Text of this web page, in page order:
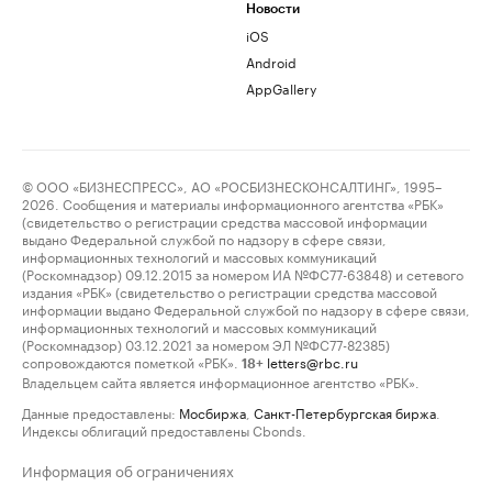
Новости
iOS
Android
AppGallery
© ООО «БИЗНЕСПРЕСС», АО «РОСБИЗНЕСКОНСАЛТИНГ», 1995–
2026. Сообщения и материалы информационного агентства «РБК»
(свидетельство о регистрации средства массовой информации
выдано Федеральной службой по надзору в сфере связи,
информационных технологий и массовых коммуникаций
(Роскомнадзор) 09.12.2015 за номером ИА №ФС77-63848) и сетевого
издания «РБК» (свидетельство о регистрации средства массовой
информации выдано Федеральной службой по надзору в сфере связи,
информационных технологий и массовых коммуникаций
(Роскомнадзор) 03.12.2021 за номером ЭЛ №ФС77-82385)
сопровождаются пометкой «РБК».
18+ letters@rbc.ru
Владельцем сайта является информационное агентство «РБК».
Данные предоставлены: Мосбиржа Санкт-Петербургская биржа
Индексы облигаций предоставлены Cbonds.
Информация об ограничениях